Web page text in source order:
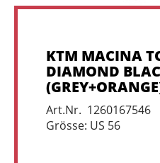
KTM MACINA
DIAMOND
Art.Nr. 1260167546
Grösse: US 56